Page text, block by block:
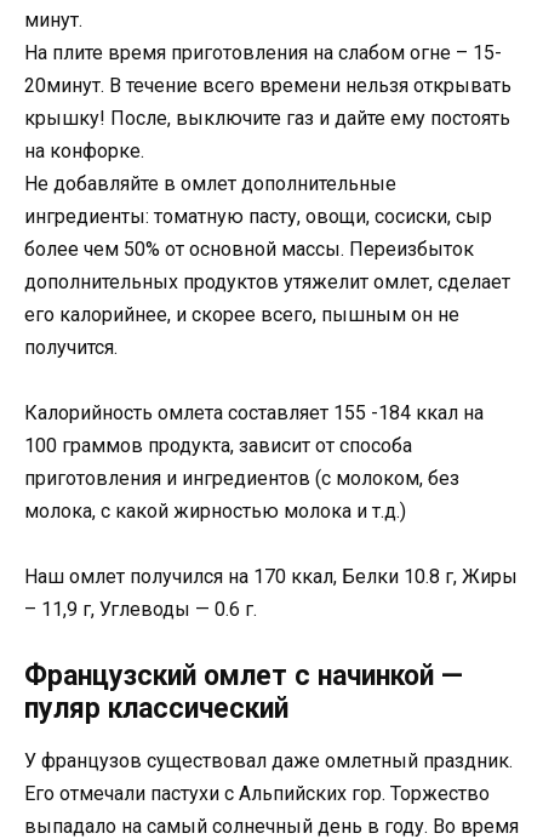
минут.
На плите время приготовления на слабом огне – 15-
20минут. В течение всего времени нельзя открывать
крышку! После, выключите газ и дайте ему постоять
на конфорке.
Не добавляйте в омлет дополнительные
ингредиенты: томатную пасту, овощи, сосиски, сыр
более чем 50% от основной массы. Переизбыток
дополнительных продуктов утяжелит омлет, сделает
его калорийнее, и скорее всего, пышным он не
получится.
Калорийность омлета составляет 155 -184 ккал на
100 граммов продукта, зависит от способа
приготовления и ингредиентов (с молоком, без
молока, с какой жирностью молока и т.д.)
Наш омлет получился на 170 ккал, Белки 10.8 г, Жиры
– 11,9 г, Углеводы — 0.6 г.
Французский омлет с начинкой —
пуляр классический
У французов cуществовал даже омлетный праздник.
Его отмечали пастухи с Альпийских гор. Торжество
выпадало на самый солнечный день в году. Во время